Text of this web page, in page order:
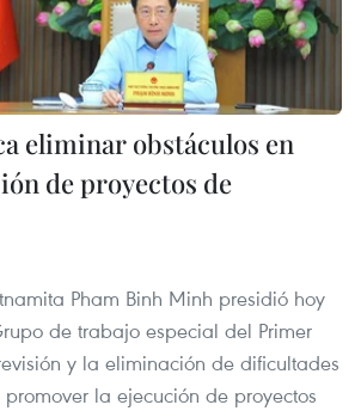
eliminar obstáculos en
de proyectos de
Pham Binh Minh presidió hoy
de trabajo especial del Primer
y la eliminación de dificultades
la ejecución de proyectos